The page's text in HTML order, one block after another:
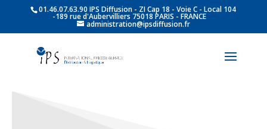
01.46.07.63.90 IPS Diffusion - ZI Cap 18 - Voie C - Local 104
-189 rue d'Aubervilliers 75018 PARIS - FRANCE
administration@ipsdiffusion.fr